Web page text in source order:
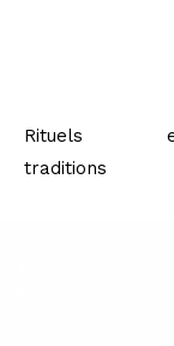
Rituels
traditions